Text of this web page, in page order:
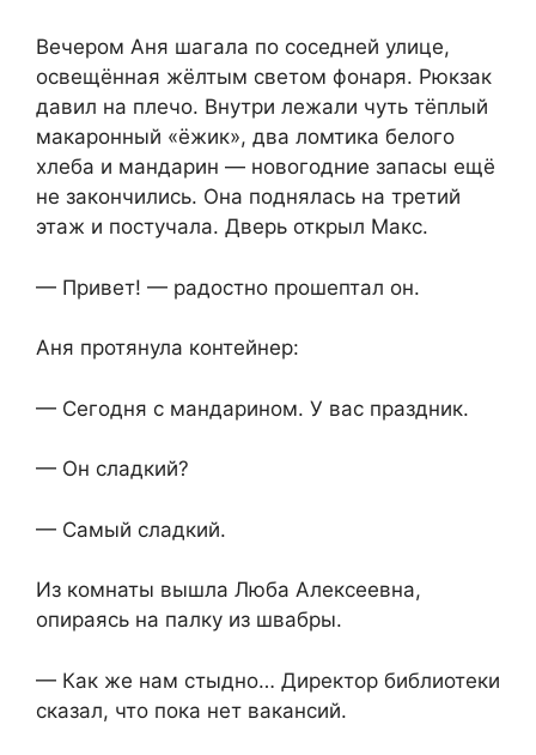
Вечером Аня шагала по соседней улице,
освещённая жёлтым светом фонаря. Рюкзак
давил на плечо. Внутри лежали чуть тёплый
макаронный «ёжик», два ломтика белого
хлеба и мандарин — новогодние запасы ещё
не закончились. Она поднялась на третий
этаж и постучала. Дверь открыл Макс.
— Привет! — радостно прошептал он.
Аня протянула контейнер:
— Сегодня с мандарином. У вас праздник.
— Он сладкий?
— Самый сладкий.
Из комнаты вышла Люба Алексеевна,
опираясь на палку из швабры.
— Как же нам стыдно… Директор библиотеки
сказал, что пока нет вакансий.